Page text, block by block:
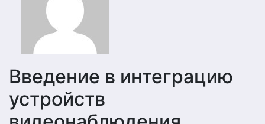
Введение в интеграцию
устройств